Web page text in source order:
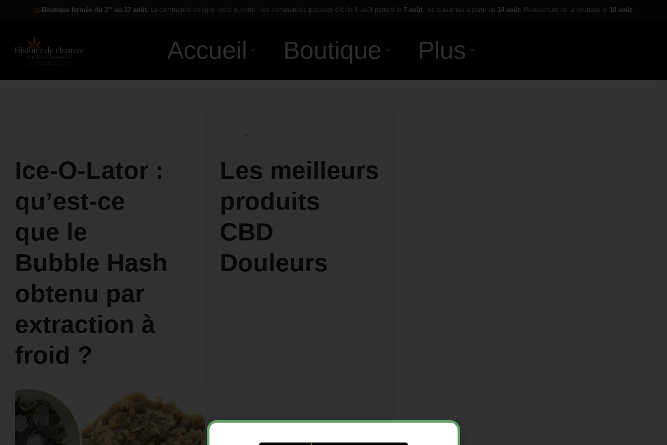
Boutique fermée du 1er au 17 août. La commande en ligne reste ouverte : les commandes passées d'ici le 6 août partent le 7 août, les suivantes à partir du 14 août. Réouverture de la boutique le 18 août.
Accueil Boutique Plus
Ice-O-Lator :
qu’est-ce
que le
Bubble Hash
obtenu par
extraction à
froid ?
,
Les meilleurs
produits
CBD
Douleurs